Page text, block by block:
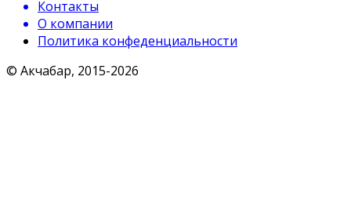
Контакты
О компании
Политика конфеденциальности
© Акчабар, 2015-2026